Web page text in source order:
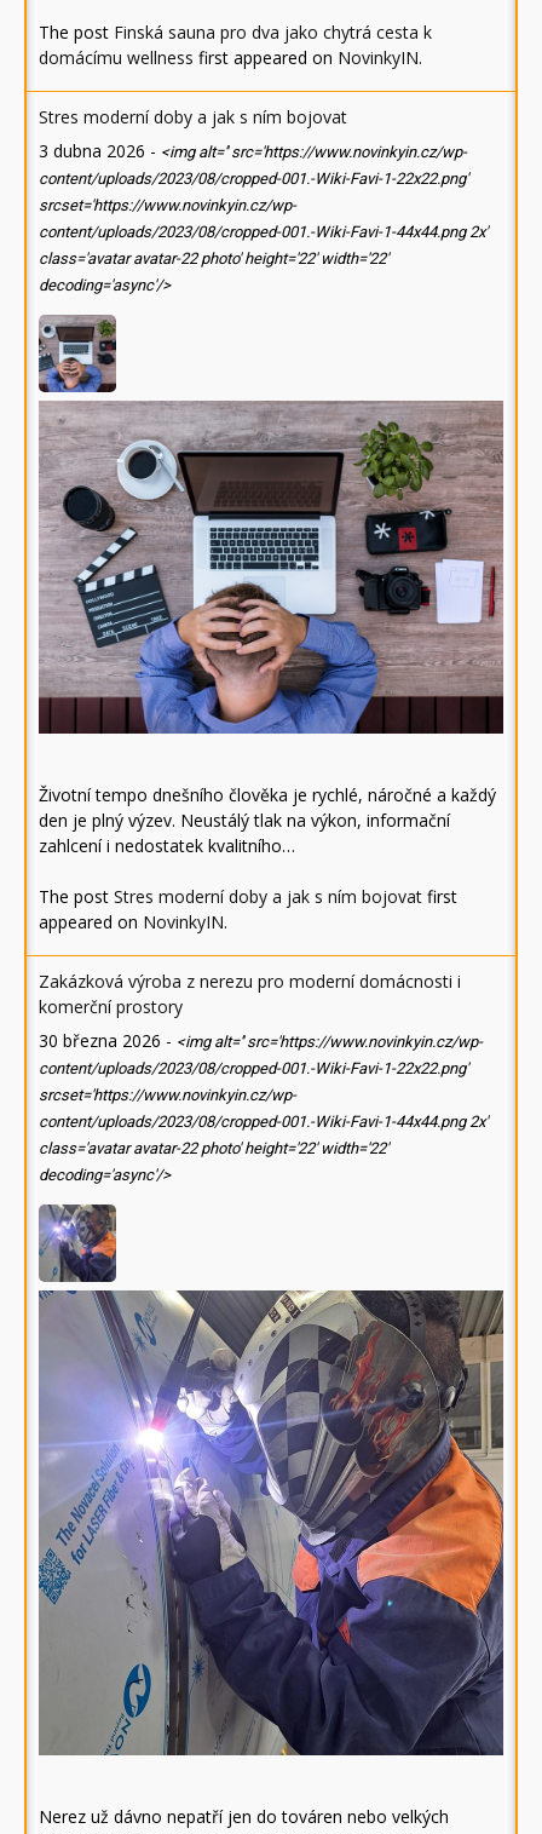
The post Finská sauna pro dva jako chytrá cesta k
domácímu wellness first appeared on NovinkyIN.
Stres moderní doby a jak s ním bojovat
3 dubna 2026 - <img alt='' src='https://www.novinkyin.cz/wp-
content/uploads/2023/08/cropped-001.-Wiki-Favi-1-22x22.png'
srcset='https://www.novinkyin.cz/wp-
content/uploads/2023/08/cropped-001.-Wiki-Favi-1-44x44.png 2x'
class='avatar avatar-22 photo' height='22' width='22'
decoding='async'/>
Životní tempo dnešního člověka je rychlé, náročné a každý
den je plný výzev. Neustálý tlak na výkon, informační
zahlcení i nedostatek kvalitního…
The post Stres moderní doby a jak s ním bojovat first
appeared on NovinkyIN.
Zakázková výroba z nerezu pro moderní domácnosti i
komerční prostory
30 března 2026 - <img alt='' src='https://www.novinkyin.cz/wp-
content/uploads/2023/08/cropped-001.-Wiki-Favi-1-22x22.png'
srcset='https://www.novinkyin.cz/wp-
content/uploads/2023/08/cropped-001.-Wiki-Favi-1-44x44.png 2x'
class='avatar avatar-22 photo' height='22' width='22'
decoding='async'/>
Nerez už dávno nepatří jen do továren nebo velkých